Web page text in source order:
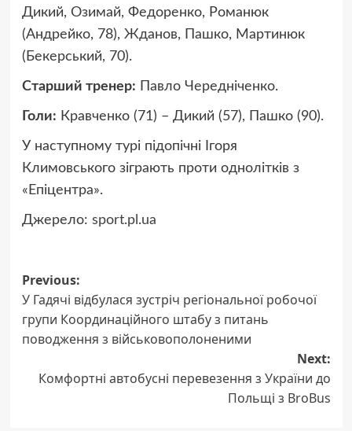
Дикий, Озимай, Федоренко, Романюк
(Андрейко, 78), Жданов, Пашко, Мартинюк
(Бекерський, 70).
Старший тренер: Павло Чередніченко.
Голи: Кравченко (71) – Дикий (57), Пашко (90).
У наступному турі підопічні Ігоря
Климовського зіграють проти однолітків з
«Епіцентра».
Джерело: sport.pl.ua
Post
navigation
Previous:
У Гадячі відбулася зустріч регіональної робочої
групи Координаційного штабу з питань
поводження з військовополоненими
Next:
Комфортні автобусні перевезення з України до
Польщі з BroBus